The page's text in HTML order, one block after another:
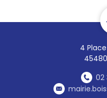
4
02
Collecte